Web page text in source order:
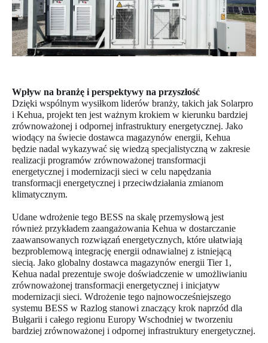
Wpływ na branżę i perspektywy na przyszłość
Dzięki wspólnym wysiłkom liderów branży, takich jak Solarpro
i Kehua, projekt ten jest ważnym krokiem w kierunku bardziej
zrównoważonej i odpornej infrastruktury energetycznej. Jako
wiodący na świecie dostawca magazynów energii, Kehua
będzie nadal wykazywać się wiedzą specjalistyczną w zakresie
realizacji programów zrównoważonej transformacji
energetycznej i modernizacji sieci w celu napędzania
transformacji energetycznej i przeciwdziałania zmianom
klimatycznym.
Udane wdrożenie tego BESS na skalę przemysłową jest
również przykładem zaangażowania Kehua w dostarczanie
zaawansowanych rozwiązań energetycznych, które ułatwiają
bezproblemową integrację energii odnawialnej z istniejącą
siecią. Jako globalny dostawca magazynów energii Tier 1,
Kehua nadal prezentuje swoje doświadczenie w umożliwianiu
zrównoważonej transformacji energetycznej i inicjatyw
modernizacji sieci. Wdrożenie tego najnowocześniejszego
systemu BESS w Razlog stanowi znaczący krok naprzód dla
Bułgarii i całego regionu Europy Wschodniej w tworzeniu
bardziej zrównoważonej i odpornej infrastruktury energetycznej.